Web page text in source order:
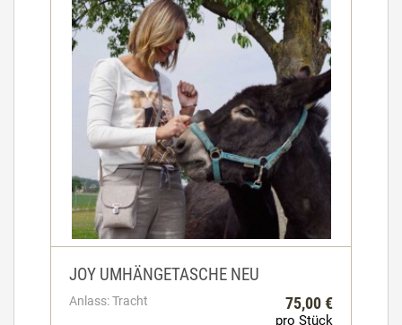
JOY UMHÄNGETASCHE NEU
Anlass: Tracht 75,00 €
pro Stück